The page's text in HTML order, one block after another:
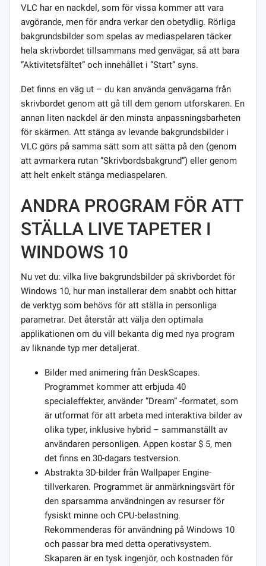
VLC har en nackdel, som för vissa kommer att vara
avgörande, men för andra verkar den obetydlig. Rörliga
bakgrundsbilder som spelas av mediaspelaren täcker
hela skrivbordet tillsammans med genvägar, så att bara
”Aktivitetsfältet” och innehållet i ”Start” syns.
Det finns en väg ut – du kan använda genvägarna från
skrivbordet genom att gå till dem genom utforskaren. En
annan liten nackdel är den minsta anpassningsbarheten
för skärmen. Att stänga av levande bakgrundsbilder i
VLC görs på samma sätt som att sätta på den (genom
att avmarkera rutan ”Skrivbordsbakgrund”) eller genom
att helt enkelt stänga mediaspelaren.
ANDRA PROGRAM FÖR ATT
STÄLLA LIVE TAPETER I
WINDOWS 10
Nu vet du: vilka live bakgrundsbilder på skrivbordet för
Windows 10, hur man installerar dem snabbt och hittar
de verktyg som behövs för att ställa in personliga
parametrar. Det återstår att välja den optimala
applikationen om du vill bekanta dig med nya program
av liknande typ mer detaljerat.
Bilder med animering från DeskScapes.
Programmet kommer att erbjuda 40
specialeffekter, använder ”Dream” -formatet, som
är utformat för att arbeta med interaktiva bilder av
olika typer, inklusive hybrid – sammanställt av
användaren personligen. Appen kostar $ 5, men
det finns en 30-dagars testversion.
Abstrakta 3D-bilder från Wallpaper Engine-
tillverkaren. Programmet är anmärkningsvärt för
den sparsamma användningen av resurser för
fysiskt minne och CPU-belastning.
Rekommenderas för användning på Windows 10
och passar bra med detta operativsystem.
Skaparen är en tysk ingenjör, och kostnaden för